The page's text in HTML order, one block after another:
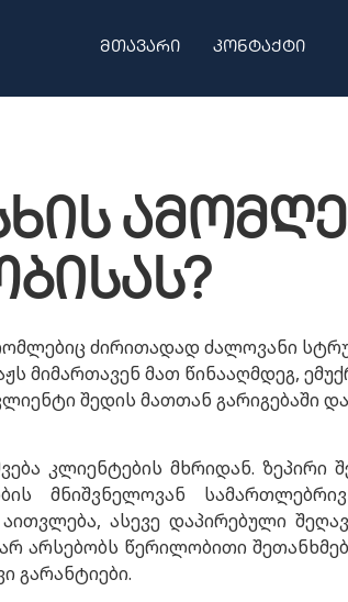
მთავარი კონტაქტი
ძირითადად ძალოვანი
მიმართავენ მათ წინააღმდეგ,
შედის მათთან გარიგებაში
კლიენტების მხრიდან. ზეპირი
მნიშვნელოვან
ასევე დაპირებული
არსებობს წერილობითი
გარანტიები.